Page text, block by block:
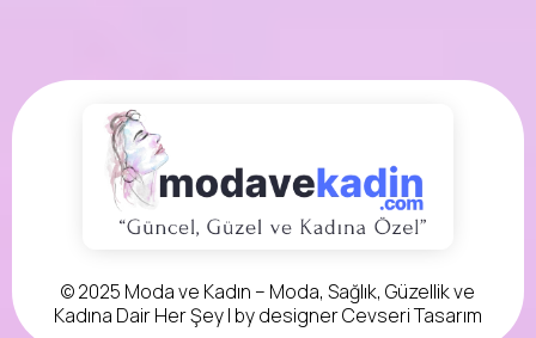
© 2025 Moda ve Kadın – Moda, Sağlık, Güzellik ve
Kadına Dair Her Şey | by designerCevseri Tasarım